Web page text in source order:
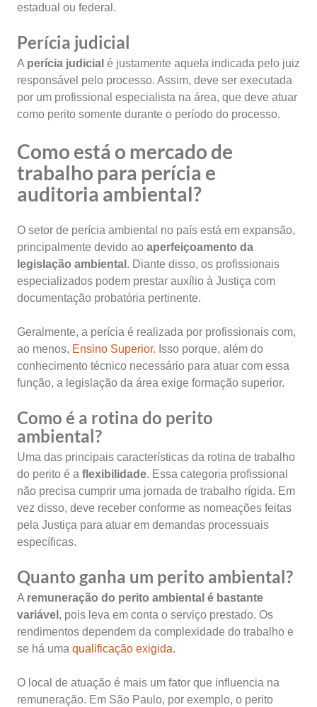
estadual ou federal.
Perícia judicial
A perícia judicial é justamente aquela indicada pelo juiz
responsável pelo processo. Assim, deve ser executada
por um profissional especialista na área, que deve atuar
como perito somente durante o período do processo.
Como está o mercado de
trabalho para perícia e
auditoria ambiental?
O setor de perícia ambiental no país está em expansão,
principalmente devido ao aperfeiçoamento da
legislação ambiental . Diante disso, os profissionais
especializados podem prestar auxílio à Justiça com
documentação probatória pertinente.
Geralmente, a perícia é realizada por profissionais com,
ao menos, Ensino Superior. Isso porque, além do
conhecimento técnico necessário para atuar com essa
função, a legislação da área exige formação superior.
Como é a rotina do perito
ambiental?
Uma das principais características da rotina de trabalho
do perito é a flexibilidade. Essa categoria profissional
não precisa cumprir uma jornada de trabalho rígida. Em
vez disso, deve receber conforme as nomeações feitas
pela Justiça para atuar em demandas processuais
específicas.
Quanto ganha um perito ambiental?
A remuneração do perito ambiental é bastante
variável , pois leva em conta o serviço prestado. Os
rendimentos dependem da complexidade do trabalho e
se há uma qualificação exigida.
O local de atuação é mais um fator que influencia na
remuneração. Em São Paulo, por exemplo, o perito